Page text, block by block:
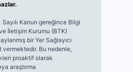
Kanun gereğince Bilgi
İletişim Kurumu (BTK)
bir Yer Sağlayıcı
vermektedir. Bu nedenle,
proaktif olarak
araştırma